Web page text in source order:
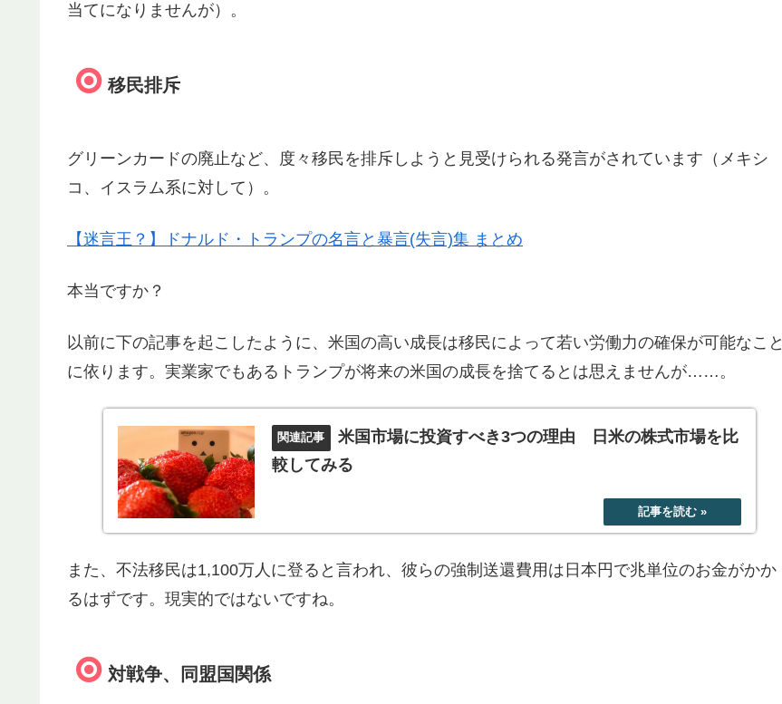
当てになりませんが）。
移民排斥
グリーンカードの廃止など、度々移民を排斥しようと見受けられる発言がされています（メキシ
コ、イスラム系に対して）。
【迷言王？】ドナルド・トランプの名言と暴言(失言)集 まとめ
本当ですか？
以前に下の記事を起こしたように、米国の高い成長は移民によって若い労働力の確保が可能なこと
に依ります。実業家でもあるトランプが将来の米国の成長を捨てるとは思えませんが……。
米国市場に投資すべき3つの理由 日米の株式市場を比
較してみる
また、不法移民は1,100万人に登ると言われ、彼らの強制送還費用は日本円で兆単位のお金がかか
るはずです。現実的ではないですね。
対戦争、同盟国関係